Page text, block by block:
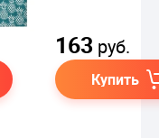
163 руб.
Купить